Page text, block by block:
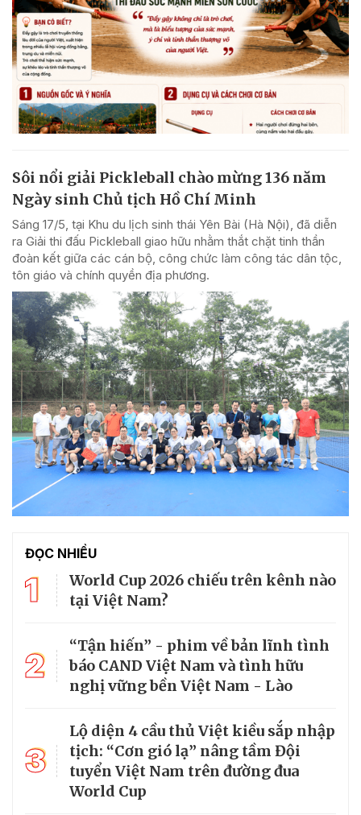
Sôi nổi giải Pickleball chào mừng 136 năm
Ngày sinh Chủ tịch Hồ Chí Minh
Sáng 17/5, tại Khu du lịch sinh thái Yên Bài (Hà Nội), đã diễn
ra Giải thi đấu Pickleball giao hữu nhằm thắt chặt tinh thần
đoàn kết giữa các cán bộ, công chức làm công tác dân tộc,
tôn giáo và chính quyền địa phương.
ĐỌC NHIỀU
1
World Cup 2026 chiếu trên kênh nào
tại Việt Nam?
2
“Tận hiến” - phim về bản lĩnh tình
báo CAND Việt Nam và tình hữu
nghị vững bền Việt Nam - Lào
3
Lộ diện 4 cầu thủ Việt kiều sắp nhập
tịch: “Cơn gió lạ” nâng tầm Đội
tuyển Việt Nam trên đường đua
World Cup